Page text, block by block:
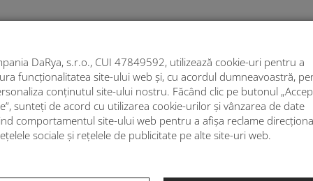
My
RUCSACURI ACCESORII DE MODĂ
DaRya, s.r.o., CUI 47849592, utilizează cookie-uri pentru a
funcționalitatea site-ului web și, cu acordul dumneavoastră,
conținutul site-ului nostru. Făcând clic pe butonul
sunteți de acord cu utilizarea cookie-urilor și vânzarea de date
comportamentul site-ului web pentru a afișa reclame
sociale și rețelele de publicitate pe alte site-uri web.